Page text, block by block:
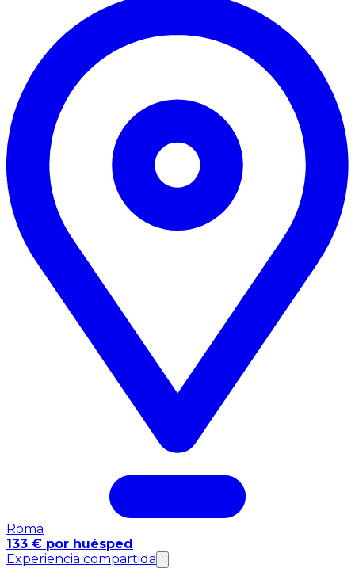
Roma
133 € por huésped
Experiencia compartida